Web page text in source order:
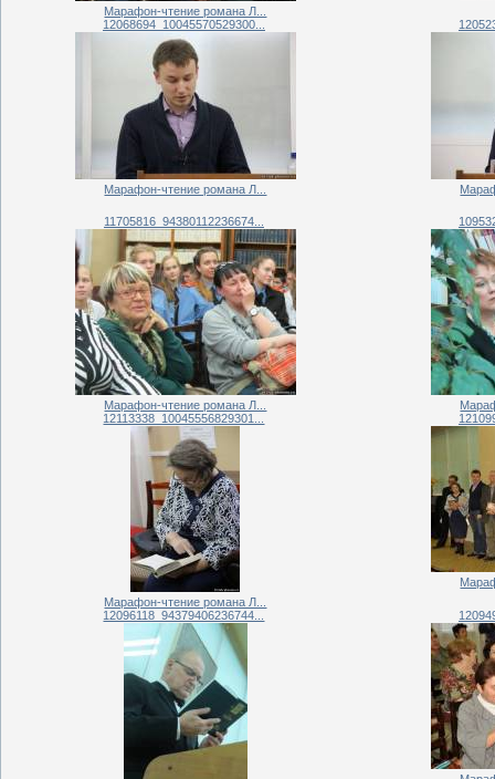
Марафон-чтение романа Л...
12068694_10045570529300...
Марафон-чтение романа Л...
11705816_94380112236674...
Марафон-чтение романа Л...
12113338_10045556829301...
Марафон-чтение романа Л...
12096118_94379406236744...